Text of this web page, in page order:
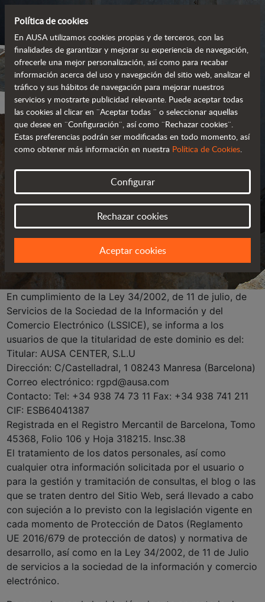
POLÍTICA DE
PRIVACIDAD
ACTUALIZADA EN MARZO DE 2018
En cumplimiento de la Ley 34/2002, de 11 de julio, de
Servicios de la Sociedad de la Información y del
Comercio Electrónico (LSSICE), se informa a los
usuarios de que la titularidad de este dominio es del:
Titular: AUSA CENTER, S.L.U
Dirección: C/Castelladral, 1 08243 Manresa (Barcelona)
Correo electrónico: rgpd@ausa.com
Contacto: Tel: +34 938 74 73 11 Fax: +34 938 741 211
CIF: ESB64041387
Registrada en el Registro Mercantil de Barcelona, Tomo
45368, Folio 106 y Hoja 318215. Insc.38
El tratamiento de los datos personales, así como
cualquier otra información solicitada por el usuario o
para la gestión y tramitación de consultas, el blog o las
que se traten dentro del Sitio Web, será llevado a cabo
con sujeción a lo previsto con la legislación vigente en
cada momento de Protección de Datos (Reglamento
UE 2016/679 de protección de datos) y normativa de
desarrollo, así como en la Ley 34/2002, de 11 de Julio
de servicios a la sociedad de la información y comercio
electrónico.
Política de cookies
En AUSA utilizamos cookies propias y de terceros, con las
finalidades de garantizar y mejorar su experiencia de navegación,
ofrecerle una mejor personalización, así como para recabar
información acerca del uso y navegación del sitio web, analizar el
tráfico y sus hábitos de navegación para mejorar nuestros
servicios y mostrarte publicidad relevante. Puede aceptar todas
las cookies al clicar en ¨Aceptar todas ¨ o seleccionar aquellas
que desee en ¨Configuración¨, así como ¨Rechazar cookies¨.
Estas preferencias podrán ser modificadas en todo momento, así
como obtener más información en nuestra Política de Cookies.
Configurar
Rechazar cookies
Aceptar cookies